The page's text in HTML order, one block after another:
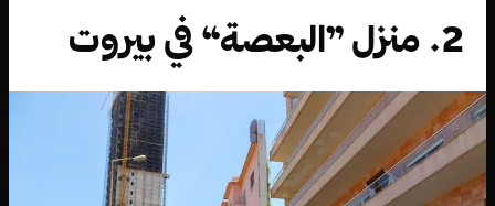
2. منزل ”البعصة“ في بيروت